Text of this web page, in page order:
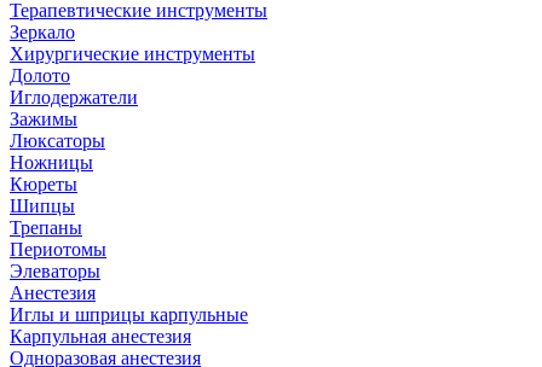
Терапевтические инструменты
Зеркало
Хирургические инструменты
Долото
Иглодержатели
Зажимы
Люксаторы
Ножницы
Кюреты
Шипцы
Трепаны
Периотомы
Элеваторы
Анестезия
Иглы и шприцы карпульные
Карпульная анестезия
Одноразовая анестезия